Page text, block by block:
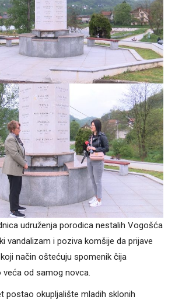
udruženja porodica nestalih Vogošća
vandalizam i poziva komšije da prijave
način oštećuju spomenik čija
od samog novca.
postao okupljalište mladih sklonih